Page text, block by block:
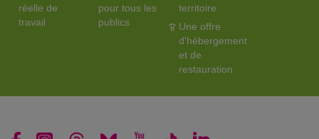
réelle de
travail
pour tous les
publics
territoire
Une offre
d'hébergement
et de
restauration